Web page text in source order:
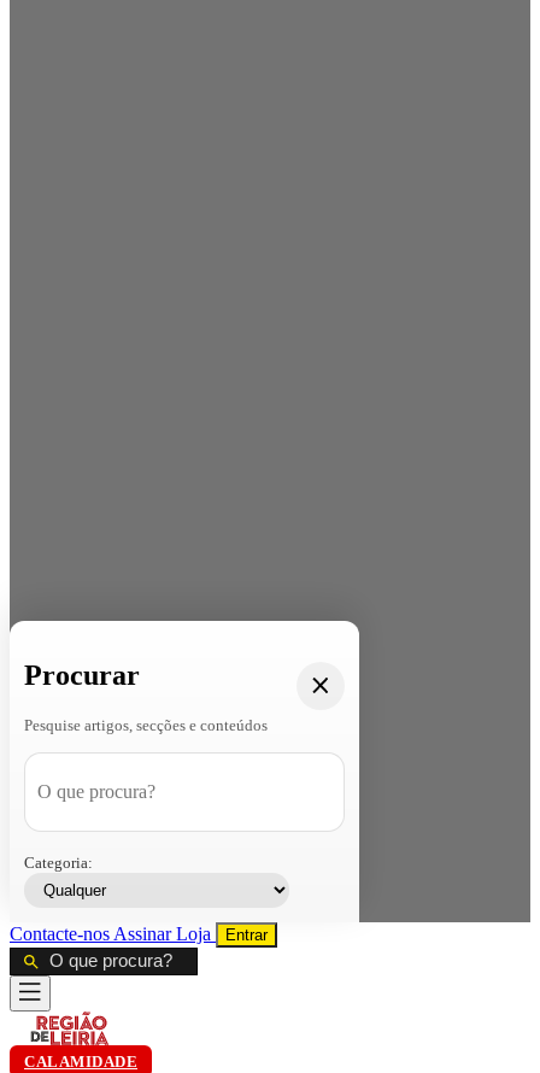
Procurar
Pesquise artigos, secções e conteúdos
Categoria:
Contacte-nos AssinarLoja Entrar
CALAMIDADE